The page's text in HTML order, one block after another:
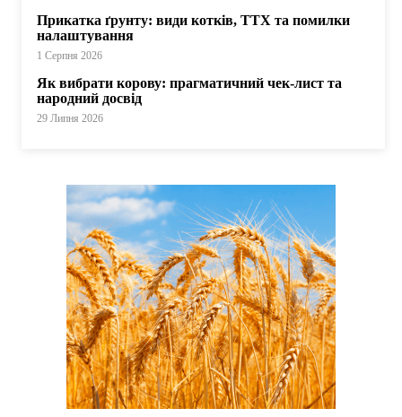
Прикатка ґрунту: види котків, ТТХ та помилки
налаштування
1 Серпня 2026
Як вибрати корову: прагматичний чек-лист та
народний досвід
29 Липня 2026